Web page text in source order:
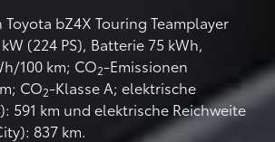
bZ4X Touring Teamplayer
(224 PS), Batterie 75 kWh,
100 km; CO2-Emissionen
CO2-Klasse A; elektrische
591 km und elektrische Reichweite
837 km.